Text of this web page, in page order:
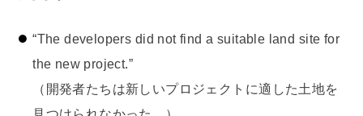
“The developers did not find a suitable land site for
the new project.”
（開発者たちは新しいプロジェクトに適した土地を